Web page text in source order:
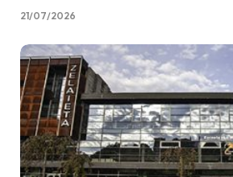
21/07/2026